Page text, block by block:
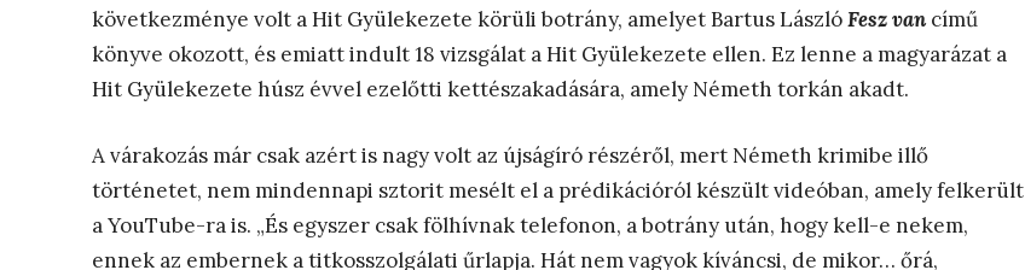
következménye volt a Hit Gyülekezete körüli botrány, amelyet Bartus LászlóFesz vancímű
könyve okozott, és emiatt indult 18 vizsgálat a Hit Gyülekezete ellen. Ez lenne a magyarázat a
Hit Gyülekezete húsz évvel ezelőtti kettészakadására, amely Németh torkán akadt.
A várakozás már csak azért is nagy volt az újságíró részéről, mert Németh krimibe illő
történetet, nem mindennapi sztorit mesélt el a prédikációról készült videóban, amely felkerült
a YouTube-ra is. „És egyszer csak fölhívnak telefonon, a botrány után, hogy kell-e nekem,
ennek az embernek a titkosszolgálati űrlapja. Hát nem vagyok kíváncsi, de mikor… őrá,